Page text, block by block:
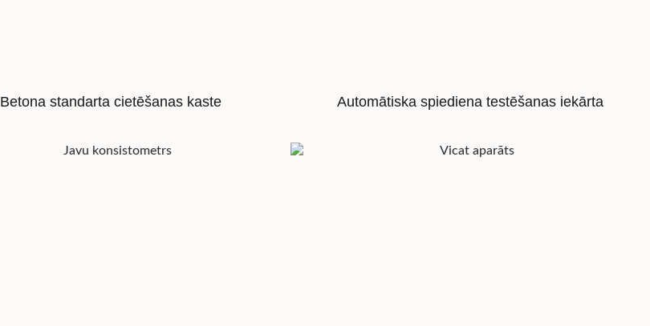
Betona standarta cietēšanas kaste Automātiska spiediena testēšanas iekārta